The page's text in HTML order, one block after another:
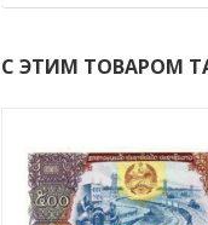
С ЭТИМ ТОВАРОМ